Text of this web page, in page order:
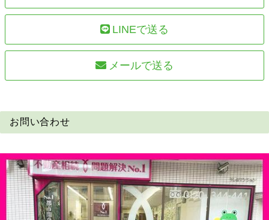
LINEで送る
メールで送る
お問い合わせ